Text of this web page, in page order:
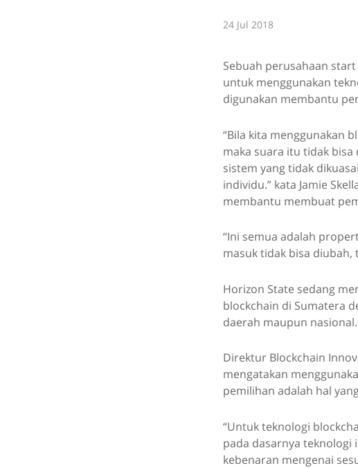
24 Jul 2018
Sebuah perusahaan
untuk menggunakan
digunakan membantu
“Bila kita menggunakan
maka suara itu tidak
sistem yang tidak
individu.” kata Jamie
membantu membuat
“Ini semua adalah
masuk tidak bisa diubah,
Horizon State sedang
blockchain di Sumatera
daerah maupun nasional.
Direktur Blockchain
mengatakan
pemilihan adalah hal
“Untuk teknologi
pada dasarnya
kebenaran mengenai